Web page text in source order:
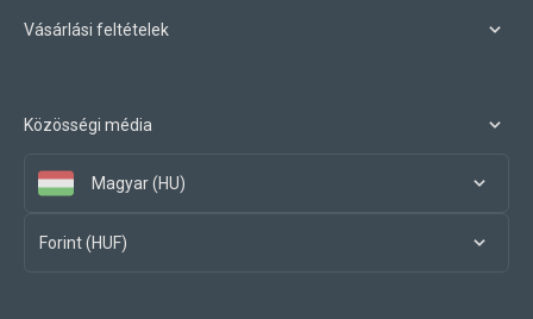
Vásárlási feltételek
Közösségi média
Magyar (HU)
Forint (HUF)